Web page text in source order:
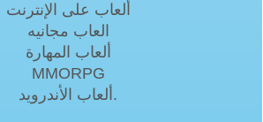
ألعاب على الإنترنت
العاب مجانيه
ألعاب المهارة
MMORPG
ألعاب الأندرويد.